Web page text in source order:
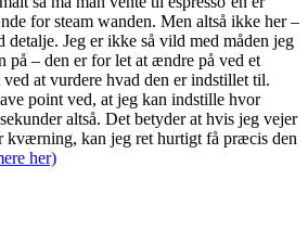
for steam wanden. Men altså ikke her –
detalje. Jeg er ikke så vild med måden jeg
på – den er for let at ændre på ved et
at vurdere hvad den er indstillet til.
point ved, at jeg kan indstille hvor
altså. Det betyder at hvis jeg vejer
kværning, kan jeg ret hurtigt få præcis den
her)